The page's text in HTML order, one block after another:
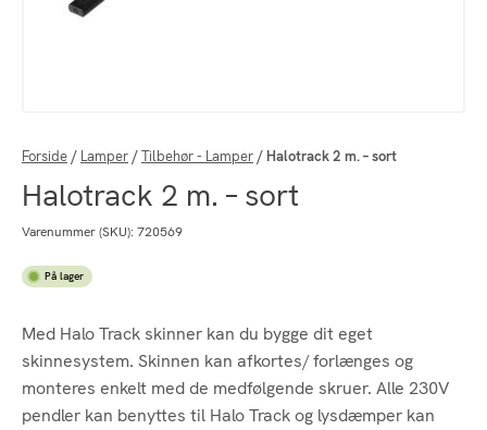
Forside / Lamper /Tilbehør - Lamper / Halotrack 2 m. – sort
Halotrack 2 m. – sort
Varenummer (SKU): 720569
På lager
Med Halo Track skinner kan du bygge dit eget
skinnesystem. Skinnen kan afkortes/ forlænges og
monteres enkelt med de medfølgende skruer. Alle 230V
pendler kan benyttes til Halo Track og lysdæmper kan